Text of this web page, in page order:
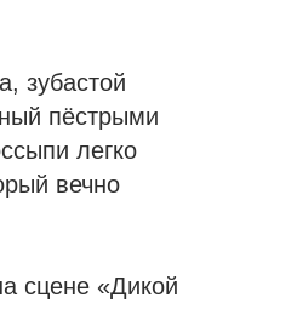
зубастой
пёстрыми
легко
вечно
сцене «Дикой